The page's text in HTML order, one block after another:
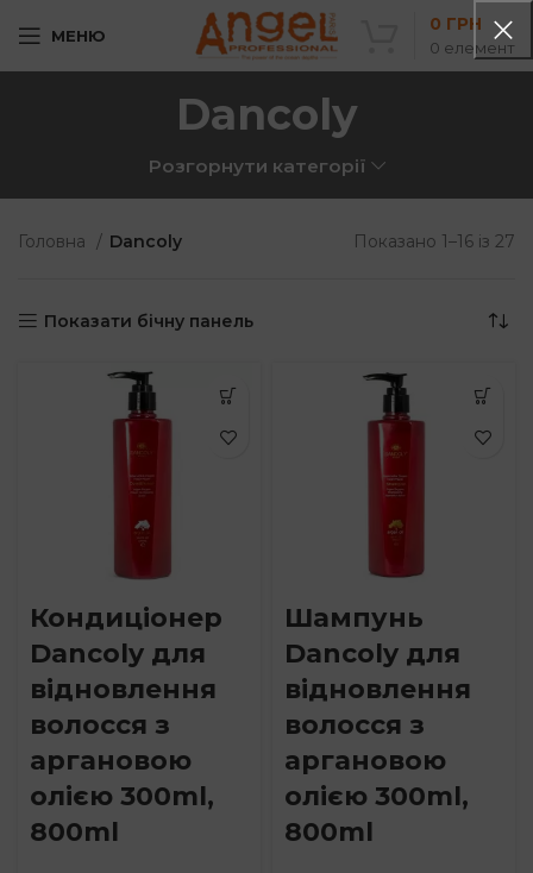
МЕНЮ
0 елемент
0 ГРН
Dancoly
Розгорнути категорії
Головна Dancoly Показано 1–16 із 27
Показати бічну панель
Кондиціонер
Dancoly для
відновлення
волосся з
аргановою
олією 300ml,
800ml
Шампунь
Dancoly для
відновлення
волосся з
аргановою
олією 300ml,
800ml